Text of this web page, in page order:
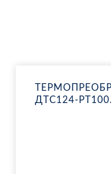
ДТ­С124-